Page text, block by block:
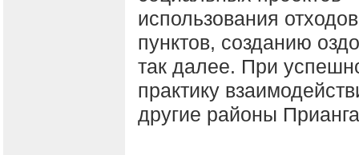
использования
пунктов, созданию
так далее. При
практику
другие районы